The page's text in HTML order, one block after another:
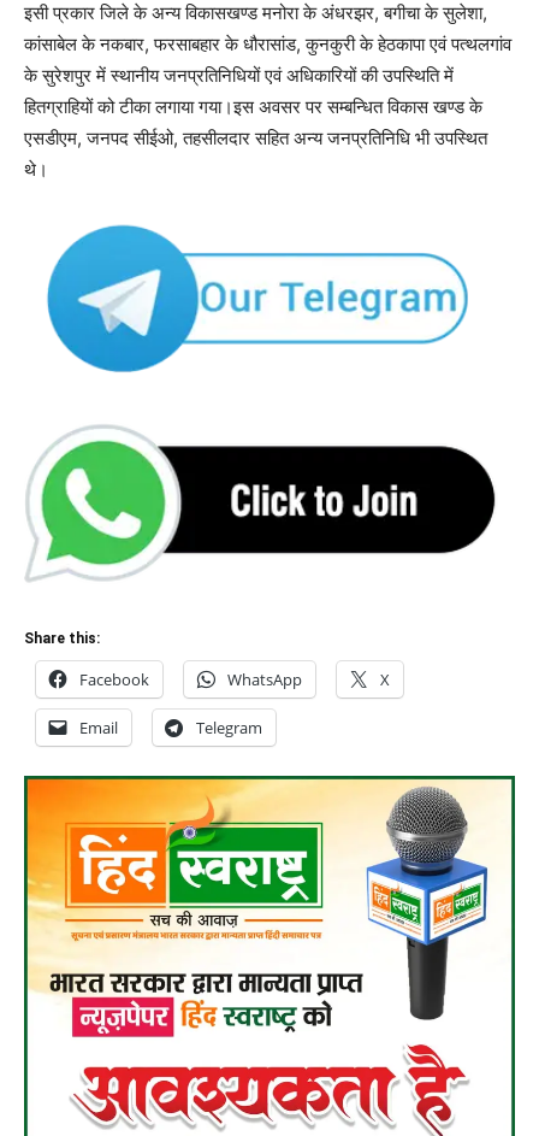
इसी प्रकार जिले के अन्य विकासखण्ड मनोरा के अंधरझर, बगीचा के सुलेशा,
कांसाबेल के नकबार, फरसाबहार के धौरासांड, कुनकुरी के हेठकापा एवं पत्थलगांव
के सुरेशपुर में स्थानीय जनप्रतिनिधियों एवं अधिकारियों की उपस्थिति में
हितग्राहियों को टीका लगाया गया।इस अवसर पर सम्बन्धित विकास खण्ड के
एसडीएम, जनपद सीईओ, तहसीलदार सहित अन्य जनप्रतिनिधि भी उपस्थित
थे।
Share this:
Facebook WhatsApp X
Email Telegram